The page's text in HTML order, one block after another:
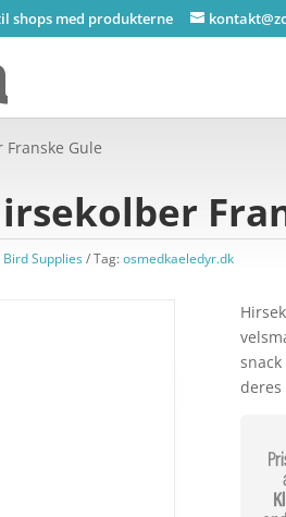
shops med produkterne
Gule
Bird Supplies Tag:osmedkaeledyr.dk
deres